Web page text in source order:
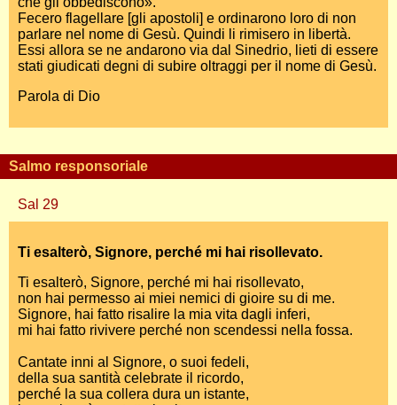
Fecero flagellare [gli apostoli] e ordinarono loro di non
parlare nel nome di Gesù. Quindi li rimisero in libertà.
Essi allora se ne andarono via dal Sinedrio, lieti di essere
stati giudicati degni di subire oltraggi per il nome di Gesù.
Parola di Dio
Salmo responsoriale
Sal 29
Ti esalterò, Signore, perché mi hai risollevato.
Ti esalterò, Signore, perché mi hai risollevato,
non hai permesso ai miei nemici di gioire su di me.
Signore, hai fatto risalire la mia vita dagli inferi,
mi hai fatto rivivere perché non scendessi nella fossa.
Cantate inni al Signore, o suoi fedeli,
della sua santità celebrate il ricordo,
perché la sua collera dura un istante,